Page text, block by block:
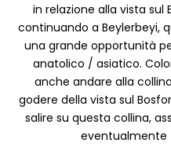
in relazione alla vista sul
continuando a Beylerbeyi,
una grande opportunità
anatolico / asiatico.
anche andare alla
godere della vista sul
salire su questa collina,
eventualmente